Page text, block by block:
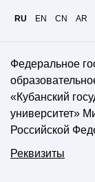
RU EN CN AR
Федеральное
«Кубанский
университет»
Российской
Реквизиты